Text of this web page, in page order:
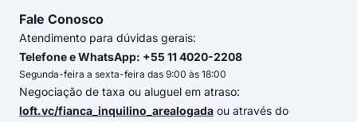
Fale Conosco
Atendimento para dúvidas gerais:
Telefone e WhatsApp: +55 11 4020-2208
Segunda-feira a sexta-feira das 9:00 às 18:00
Negociação de taxa ou aluguel em atraso:
loft.vc/fianca_inquilino_arealogada ou através do